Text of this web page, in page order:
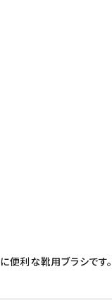
利な靴用ブラシです